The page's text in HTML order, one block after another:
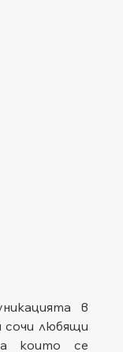
в
любящи
които се